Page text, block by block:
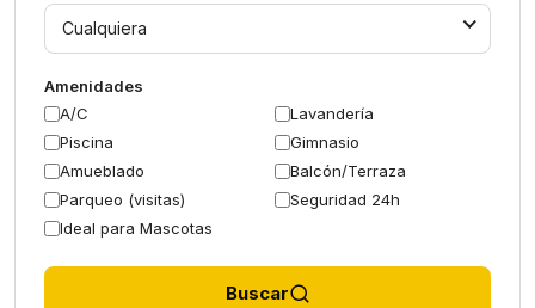
Cualquiera
Amenidades
A/C
Lavandería
Piscina
Gimnasio
Amueblado
Balcón/Terraza
Parqueo (visitas)
Seguridad 24h
Ideal para Mascotas
Buscar